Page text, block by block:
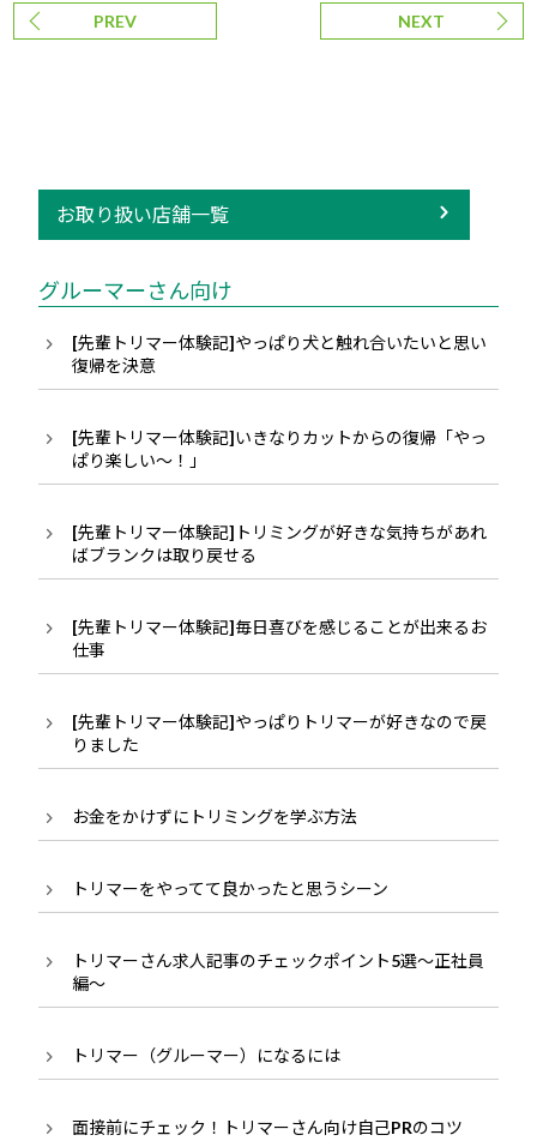
PREV NEXT
お取り扱い店舗一覧
グルーマーさん向け
[先輩トリマー体験記]やっぱり犬と触れ合いたいと思い
復帰を決意
[先輩トリマー体験記]いきなりカットからの復帰「やっ
ぱり楽しい〜！」
[先輩トリマー体験記]トリミングが好きな気持ちがあれ
ばブランクは取り戻せる
[先輩トリマー体験記]毎日喜びを感じることが出来るお
仕事
[先輩トリマー体験記]やっぱりトリマーが好きなので戻
りました
お金をかけずにトリミングを学ぶ方法
トリマーをやってて良かったと思うシーン
トリマーさん求人記事のチェックポイント5選～正社員
編～
トリマー（グルーマー）になるには
面接前にチェック！トリマーさん向け自己PRのコツ